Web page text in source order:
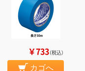
￥733（税込）
カゴへ